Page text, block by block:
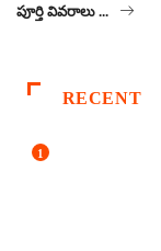
పూర్తి వివరాలు ...
RECENT
1